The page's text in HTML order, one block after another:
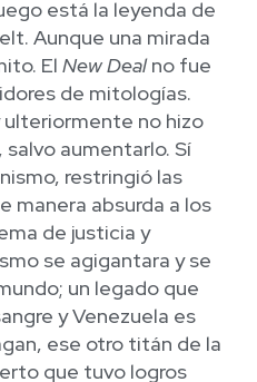
está la leyenda de
Aunque una mirada
El New Dealno fue
de mitologías.
ulteriormente no hizo
aumentarlo. Sí
restringió las
manera absurda a los
de justicia y
se agigantara y se
un legado que
y Venezuela es
ese otro titán de la
que tuvo logros